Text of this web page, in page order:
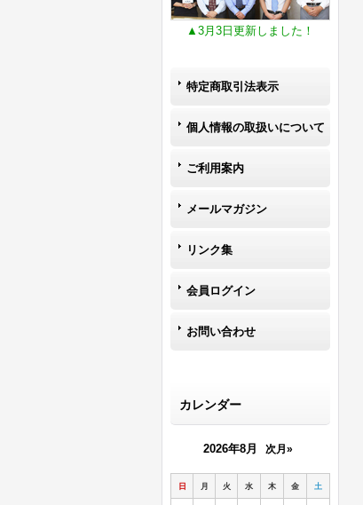
▲3月3日更新しました！
特定商取引法表示
個人情報の取扱いについて
ご利用案内
メールマガジン
リンク集
会員ログイン
お問い合わせ
カレンダー
2026年8月 次月»
日 月 火 水 木 金 土